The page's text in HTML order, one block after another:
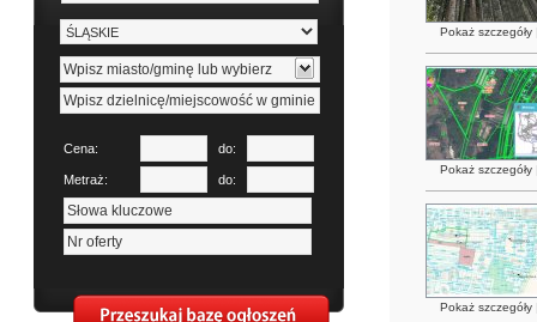
Cena: do:
Metraż: do:
Pokaż szczegóły
Pokaż szczegóły
Pokaż szczegóły